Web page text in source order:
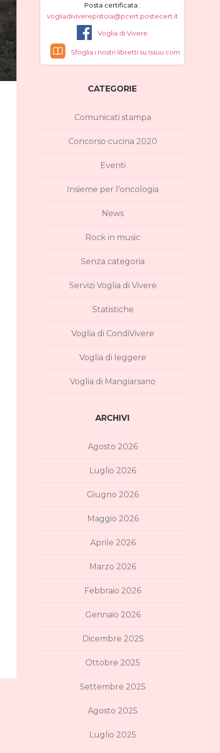
Posta certificata :
vogliadiviverepistoia@pcert.postecert.it
Voglia di Vivere
Sfoglia i nostri libretti su Issuu.com
CATEGORIE
Comunicati stampa
Concorso cucina 2020
Eventi
Insieme per l'oncologia
News
Rock in music
Senza categoria
Servizi Voglia di Vivere
Statistiche
Voglia di CondiVivere
Voglia di leggere
Voglia di Mangiarsano
ARCHIVI
Agosto 2026
Luglio 2026
Giugno 2026
Maggio 2026
Aprile 2026
Marzo 2026
Febbraio 2026
Gennaio 2026
Dicembre 2025
Ottobre 2025
Settembre 2025
Agosto 2025
Luglio 2025